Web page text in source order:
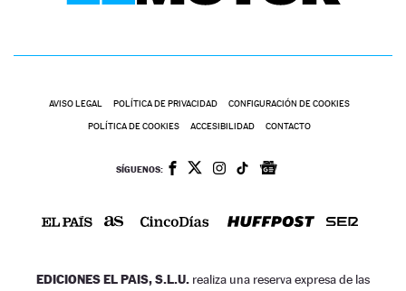
AVISO LEGAL POLÍTICA DE PRIVACIDAD CONFIGURACIÓN DE COOKIES
POLÍTICA DE COOKIES ACCESIBILIDAD CONTACTO
SÍGUENOS:
EDICIONES EL PAIS, S.L.U. realiza una reserva expresa de las